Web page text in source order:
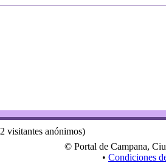
visitantes anónimos)
© Portal de Campana,
• Condiciones